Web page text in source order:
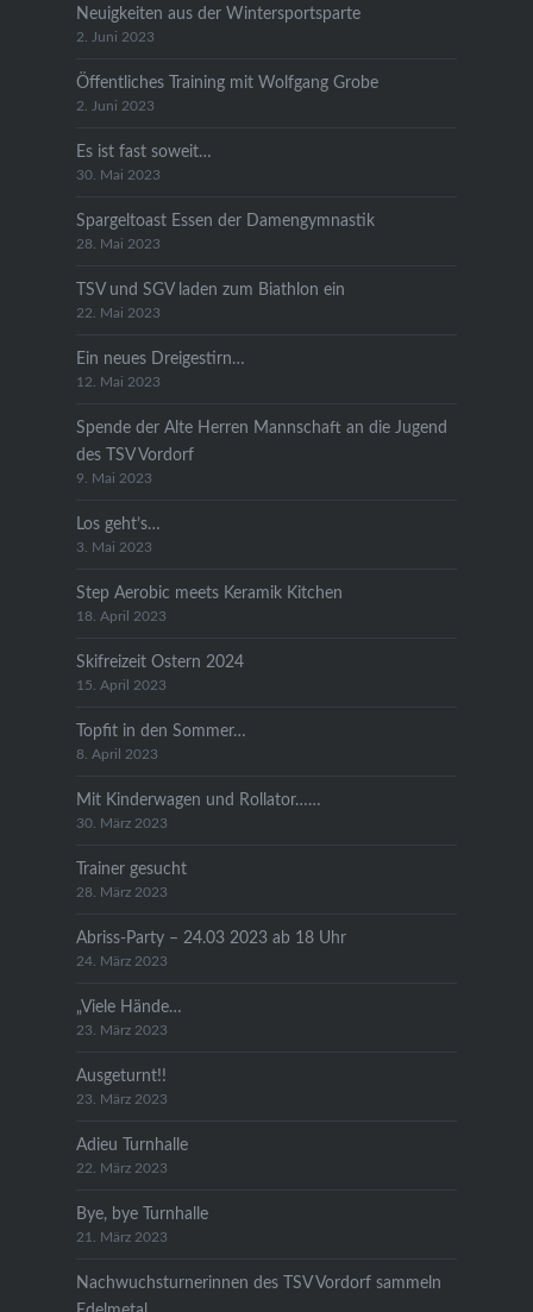
Neuigkeiten aus der Wintersportsparte
2. Juni 2023
Öffentliches Training mit Wolfgang Grobe
2. Juni 2023
Es ist fast soweit…
30. Mai 2023
Spargeltoast Essen der Damengymnastik
28. Mai 2023
TSV und SGV laden zum Biathlon ein
22. Mai 2023
Ein neues Dreigestirn…
12. Mai 2023
Spende der Alte Herren Mannschaft an die Jugend
des TSV Vordorf
9. Mai 2023
Los geht’s…
3. Mai 2023
Step Aerobic meets Keramik Kitchen
18. April 2023
Skifreizeit Ostern 2024
15. April 2023
Topfit in den Sommer…
8. April 2023
Mit Kinderwagen und Rollator……
30. März 2023
Trainer gesucht
28. März 2023
Abriss-Party – 24.03 2023 ab 18 Uhr
24. März 2023
„Viele Hände…
23. März 2023
Ausgeturnt!!
23. März 2023
Adieu Turnhalle
22. März 2023
Bye, bye Turnhalle
21. März 2023
Nachwuchsturnerinnen des TSV Vordorf sammeln